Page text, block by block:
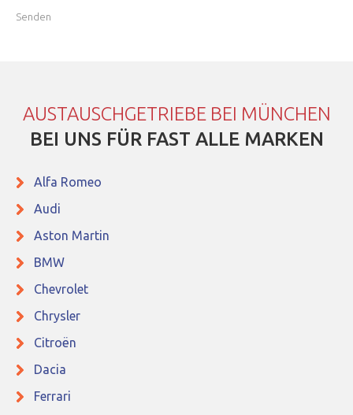
AUSTAUSCHGETRIEBE BEI MÜNCHEN
BEI UNS FÜR FAST ALLE MARKEN
Alfa Romeo
Audi
Aston Martin
BMW
Chevrolet
Chrysler
Citroën
Dacia
Ferrari